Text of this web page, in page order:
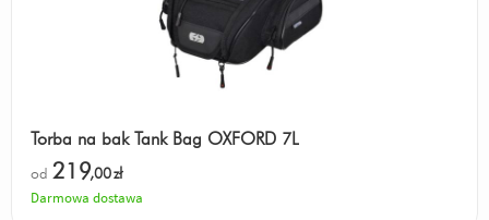
Torba na bak Tank Bag OXFORD 7L
od 219,00zł
Darmowa dostawa